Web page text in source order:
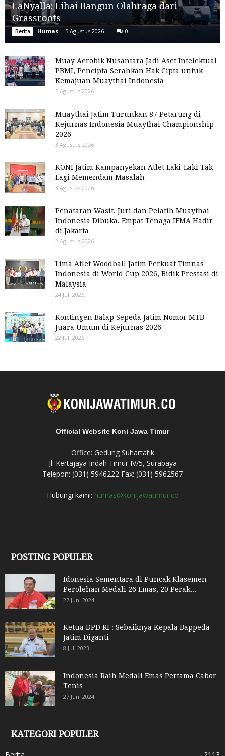
LaNyalla: Lihai Bangun Olahraga dari
Grassroots
Berita Humas - 5 Agustus 2026 0
Muay Aerobik Nusantara Jadi Aset Intelektual
PBMI, Pencipta Serahkan Hak Cipta untuk
Kemajuan Muaythai Indonesia
5 Agustus 2026
Muaythai Jatim Turunkan 87 Petarung di
Kejurnas Indonesia Muaythai Championship
2026
3 Agustus 2026
KONI Jatim Kampanyekan Atlet Laki-Laki Tak
Lagi Memendam Masalah
3 Agustus 2026
Penataran Wasit, Juri dan Pelatih Muaythai
Indonesia Dibuka, Empat Tenaga IFMA Hadir
di Jakarta
2 Agustus 2026
Lima Atlet Woodball Jatim Perkuat Timnas
Indonesia di World Cup 2026, Bidik Prestasi di
Malaysia
24 Juli 2026
Kontingen Balap Sepeda Jatim Nomor MTB
Juara Umum di Kejurnas 2026
22 Juli 2026
Official Website Koni Jawa Timur
Office: Gedung Suhartatik
Jl. Kertajaya Indah Timur IV/5, Surabaya
Telepon: (031) 5946222 Fax: (031) 5962567
Hubungi kami: humas@konijawatimur.co
POSTING POPULER
Idonesia Sementara di Puncak Klasemen
Perolehan Medali 26 Emas, 20 Perak...
27 Juni 2024
Ketua DPD RI : Sebaiknya Kepala Bappeda
Jatim Diganti
8 Juli 2023
Indonesia Raih Medali Emas Pertama Cabor
Tenis
27 Juni 2024
KATEGORI POPULER